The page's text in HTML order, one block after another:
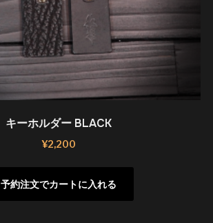
キーホルダー BLACK
¥2,200
予約注文でカートに入れる